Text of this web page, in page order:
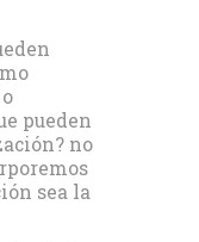
pueden
no
sea la